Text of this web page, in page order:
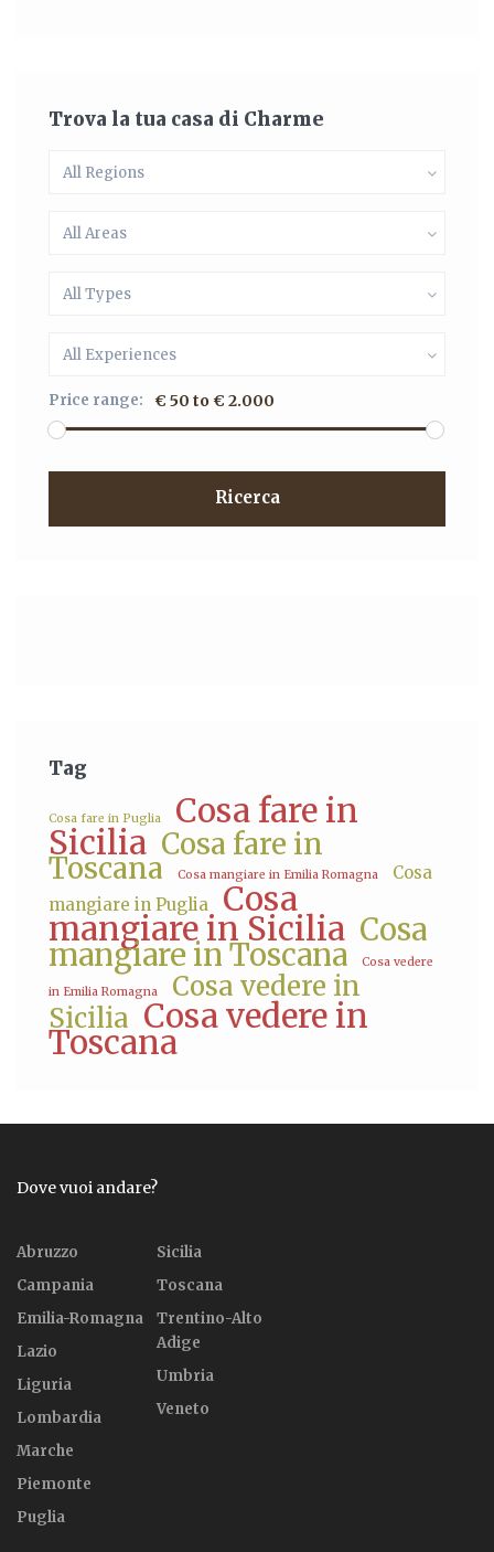
Trova la tua casa di Charme
All Regions
All Areas
All Types
All Experiences
Price range: € 50 to € 2.000
Ricerca
Tag
Cosa fare in Puglia Cosa fare in
Sicilia Cosa fare in
Toscana Cosa mangiare in Emilia Romagna
Cosa
mangiare in Puglia
Cosa
mangiare in Sicilia Cosa
mangiare in Toscana Cosa vedere
in Emilia Romagna
Cosa vedere in
Sicilia Cosa vedere in
Toscana
Dove vuoi andare?
Abruzzo
Campania
Emilia-Romagna
Lazio
Liguria
Lombardia
Marche
Piemonte
Puglia
Sicilia
Toscana
Trentino-Alto
Adige
Umbria
Veneto